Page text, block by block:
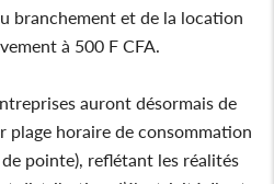
branchement et de la location
à 500 F CFA.
auront désormais de
plage horaire de consommation
pointe), reflétant les réalités